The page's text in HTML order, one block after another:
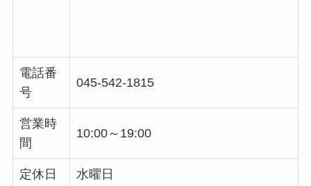
電話番
号
045-542-1815
営業時
間
10:00～19:00
定休日 水曜日